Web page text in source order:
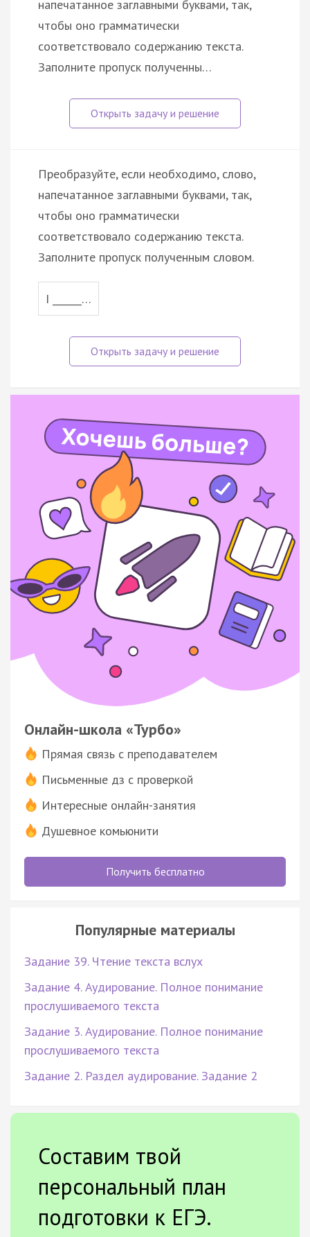
напечатанное заглавными буквами, так,
чтобы оно грамматически
соответствовало содержанию текста.
Заполните пропуск полученны…
Преобразуйте, если необходимо, слово,
напечатанное заглавными буквами, так,
чтобы оно грамматически
соответствовало содержанию текста.
Заполните пропуск полученным словом.
I ______…
Онлайн-школа «Турбо»
Прямая связь с преподавателем
Письменные дз с проверкой
Интересные онлайн-занятия
Душевное комьюнити
Получить бесплатно
Популярные материалы
Задание 39. Чтение текста вслух
Задание 4. Аудирование. Полное понимание
прослушиваемого текста
Задание 3. Аудирование. Полное понимание
прослушиваемого текста
Задание 2. Раздел аудирование. Задание 2
Составим твой
персональный план
подготовки к ЕГЭ.